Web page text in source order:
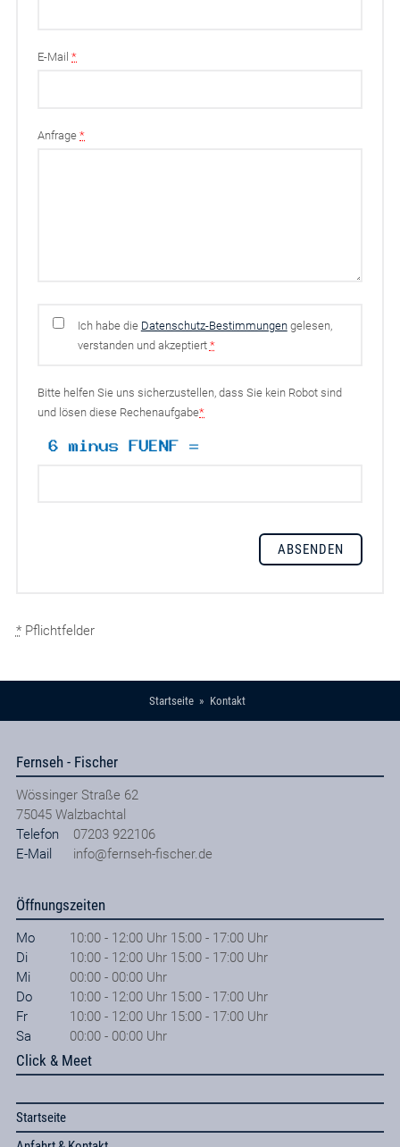
E-Mail*
Anfrage*
Ich habe die Datenschutz-Bestimmungengelesen,
verstanden und akzeptiert *
Bitte helfen Sie uns sicherzustellen, dass Sie kein Robot sind
und lösen diese Rechenaufgabe*
*Pflichtfelder
Startseite Kontakt
Fernseh - Fischer
Wössinger Straße 62
75045 Walzbachtal
Telefon
07203 922106
E-Mail
info@fernseh-fischer.de
Öffnungszeiten
Mo
10:00 - 12:00 Uhr 15:00 - 17:00 Uhr
Di
10:00 - 12:00 Uhr 15:00 - 17:00 Uhr
Mi
00:00 - 00:00 Uhr
Do
10:00 - 12:00 Uhr 15:00 - 17:00 Uhr
Fr
10:00 - 12:00 Uhr 15:00 - 17:00 Uhr
Sa
00:00 - 00:00 Uhr
Click & Meet
Startseite